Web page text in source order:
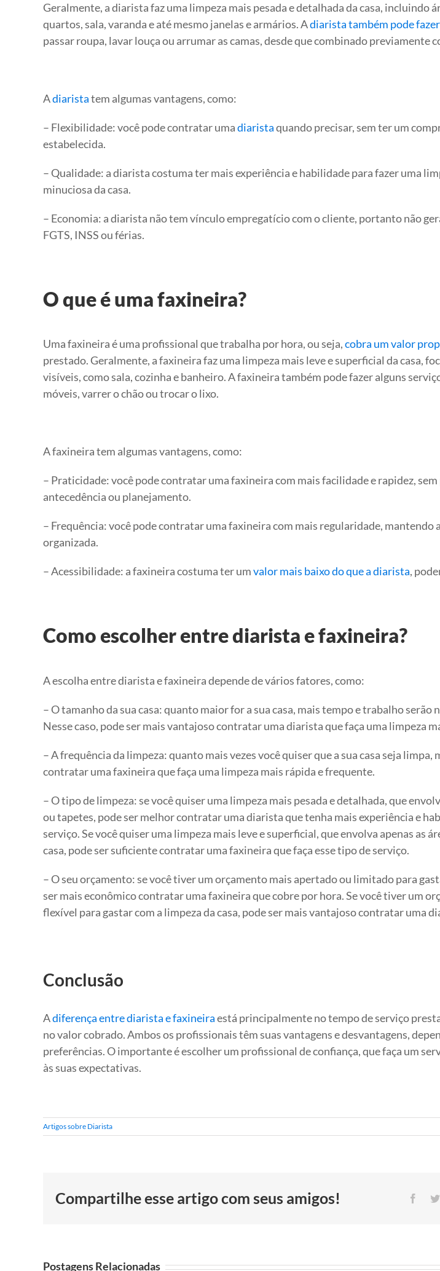
Geralmente, a diarista faz uma limpeza mais pesada e detalhada da casa, incluindo
quartos, sala, varanda e até mesmo janelas e armários. Adiarista também pode
passar roupa, lavar louça ou arrumar as camas, desde que combinado previamente
Adiaristatem algumas vantagens, como:
– Flexibilidade: você pode contratar umadiaristaquando precisar, sem ter um
estabelecida.
– Qualidade: a diarista costuma ter mais experiência e habilidade para fazer uma
minuciosa da casa.
– Economia: a diarista não tem vínculo empregatício com o cliente, portanto não
FGTS, INSS ou férias.
O que é uma faxineira?
Uma faxineira é uma profissional que trabalha por hora, ou seja,cobra um valor
prestado. Geralmente, a faxineira faz uma limpeza mais leve e superficial da casa,
visíveis, como sala, cozinha e banheiro. A faxineira também pode fazer alguns
móveis, varrer o chão ou trocar o lixo.
A faxineira tem algumas vantagens, como:
– Praticidade: você pode contratar uma faxineira com mais facilidade e rapidez,
antecedência ou planejamento.
– Frequência: você pode contratar uma faxineira com mais regularidade, mantendo
organizada.
– Acessibilidade: a faxineira costuma ter umvalor mais baixo do que a diarista,
Como escolher entre diarista e faxineira?
A escolha entre diarista e faxineira depende de vários fatores, como:
– O tamanho da sua casa: quanto maior for a sua casa, mais tempo e trabalho serão
Nesse caso, pode ser mais vantajoso contratar uma diarista que faça uma limpeza
– A frequência da limpeza: quanto mais vezes você quiser que a sua casa seja limpa,
contratar uma faxineira que faça uma limpeza mais rápida e frequente.
– O tipo de limpeza: se você quiser uma limpeza mais pesada e detalhada, que
ou tapetes, pode ser melhor contratar uma diarista que tenha mais experiência e
serviço. Se você quiser uma limpeza mais leve e superficial, que envolva apenas as
casa, pode ser suficiente contratar uma faxineira que faça esse tipo de serviço.
– O seu orçamento: se você tiver um orçamento mais apertado ou limitado para
ser mais econômico contratar uma faxineira que cobre por hora. Se você tiver um
flexível para gastar com a limpeza da casa, pode ser mais vantajoso contratar uma
Conclusão
Adiferença entre diarista e faxineiraestá principalmente no tempo de serviço
no valor cobrado. Ambos os profissionais têm suas vantagens e desvantagens,
preferências. O importante é escolher um profissional de confiança, que faça um
às suas expectativas.
Artigos sobre Diarista
Compartilhe esse artigo com seus amigos!
Postagens Relacionadas